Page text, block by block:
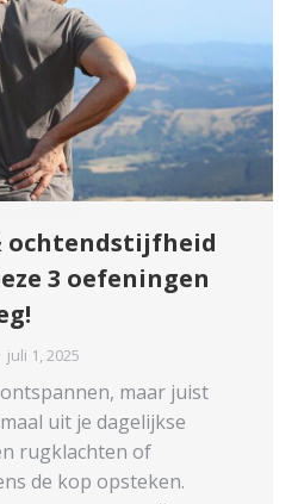
ochtendstijfheid
3 oefeningen
juli 1, 2025
maar juist
uit je dagelijkse
rugklachten of
de kop opsteken.